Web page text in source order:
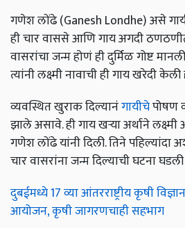
गणेश लोंढे (Ganesh Londhe) असे
ही चार वाससे आणि गाय अगदी
वासरांचा जन्म होणं ही दुर्मिळ गोष्ट
त्यांनी लक्ष्मी नावाची ही गाय खरेदी केली
व्यवस्थित खुराक दिल्यानंगायीचेपोषण
झाले असावे. ही गाय खऱ्या अर्थाने लक्ष्मी
गणेश लोंढे यांनी दिली. तिने पहिल्यांदा
चार वासरांना जन्म दिल्याची घटना
दुबईमध्ये 17 व्या आंतरराष्ट्रीय कृषी
आयोजन, कृषी जागरणचाही सहभाग